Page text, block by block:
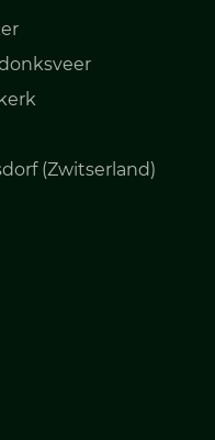
(Zwitserland)